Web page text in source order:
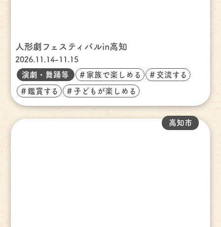
人形劇フェスティバルin高知
2026.11.14-11.15
演劇・舞踊等 ＃家族で楽しめる ＃交流する
＃鑑賞する ＃子どもが楽しめる
高知市